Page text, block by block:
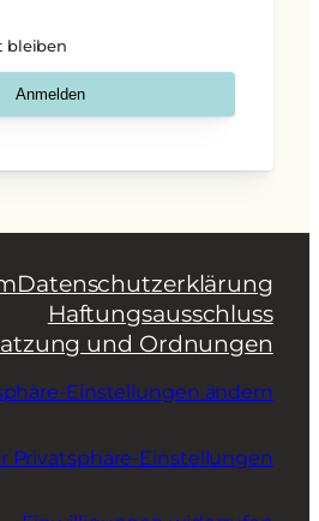
bleiben
Datenschutzerklärung
Haftungsausschluss
und Ordnungen
Einstellungen ändern
Privatsphäre-Einstellungen